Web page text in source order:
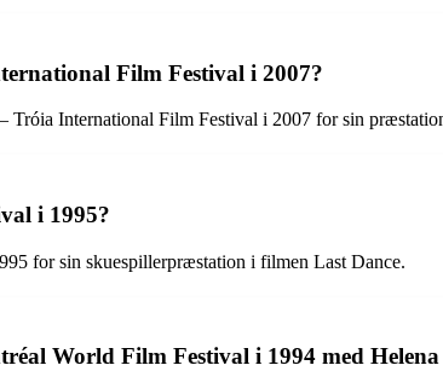
Film Festival i 2007?
International Film Festival i 2007 for sin
i 1995?
for sin skuespillerpræstation i filmen Last Dance.
World Film Festival i 1994 med